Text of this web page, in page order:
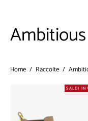
Ambitious
Home / Raccolte /
SALDI